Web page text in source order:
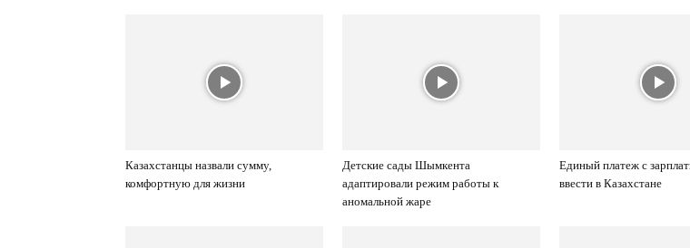
Казахстанцы назвали сумму,
комфортную для жизни
Детские сады Шымкента
адаптировали режим работы к
аномальной жаре
Единый платеж с
ввести в Казахстане